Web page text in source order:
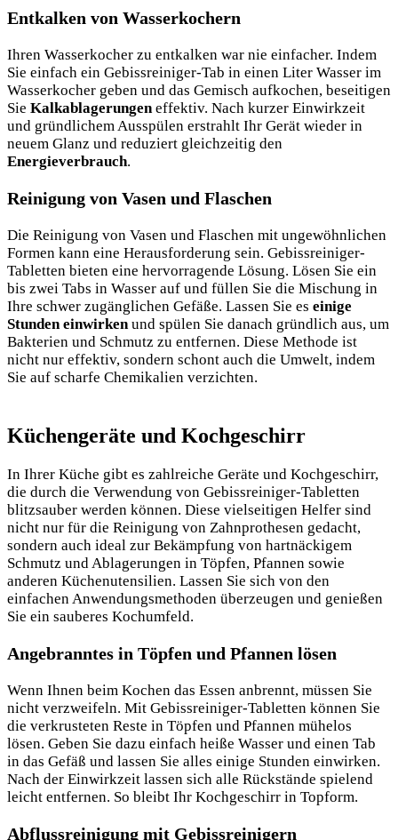
Entkalken von Wasserkochern
Ihren Wasserkocher zu entkalken war nie einfacher. Indem
Sie einfach ein Gebissreiniger-Tab in einen Liter Wasser im
Wasserkocher geben und das Gemisch aufkochen, beseitigen
Sie Kalkablagerungen effektiv. Nach kurzer Einwirkzeit
und gründlichem Ausspülen erstrahlt Ihr Gerät wieder in
neuem Glanz und reduziert gleichzeitig den
Energieverbrauch.
Reinigung von Vasen und Flaschen
Die Reinigung von Vasen und Flaschen mit ungewöhnlichen
Formen kann eine Herausforderung sein. Gebissreiniger-
Tabletten bieten eine hervorragende Lösung. Lösen Sie ein
bis zwei Tabs in Wasser auf und füllen Sie die Mischung in
Ihre schwer zugänglichen Gefäße. Lassen Sie es einige
Stunden einwirken und spülen Sie danach gründlich aus, um
Bakterien und Schmutz zu entfernen. Diese Methode ist
nicht nur effektiv, sondern schont auch die Umwelt, indem
Sie auf scharfe Chemikalien verzichten.
Küchengeräte und Kochgeschirr
In Ihrer Küche gibt es zahlreiche Geräte und Kochgeschirr,
die durch die Verwendung von Gebissreiniger-Tabletten
blitzsauber werden können. Diese vielseitigen Helfer sind
nicht nur für die Reinigung von Zahnprothesen gedacht,
sondern auch ideal zur Bekämpfung von hartnäckigem
Schmutz und Ablagerungen in Töpfen, Pfannen sowie
anderen Küchenutensilien. Lassen Sie sich von den
einfachen Anwendungsmethoden überzeugen und genießen
Sie ein sauberes Kochumfeld.
Angebranntes in Töpfen und Pfannen lösen
Wenn Ihnen beim Kochen das Essen anbrennt, müssen Sie
nicht verzweifeln. Mit Gebissreiniger-Tabletten können Sie
die verkrusteten Reste in Töpfen und Pfannen mühelos
lösen. Geben Sie dazu einfach heiße Wasser und einen Tab
in das Gefäß und lassen Sie alles einige Stunden einwirken.
Nach der Einwirkzeit lassen sich alle Rückstände spielend
leicht entfernen. So bleibt Ihr Kochgeschirr in Topform.
Abflussreinigung mit Gebissreinigern